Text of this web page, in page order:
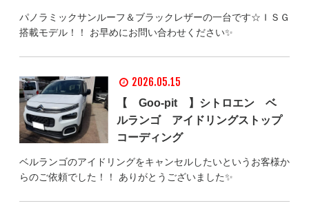
パノラミックサンルーフ＆ブラックレザーの一台です☆ＩＳＧ
搭載モデル！！ お早めにお問い合わせください✨
2026.05.15
【 Goo-pit 】シトロエン ベ
ルランゴ アイドリングストップ
コーディング
ベルランゴのアイドリングをキャンセルしたいというお客様か
らのご依頼でした！！ ありがとうございました✨